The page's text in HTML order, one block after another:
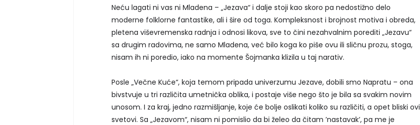
Neću lagati ni vas ni Mladena – „Jezava“ i dalje stoji kao skoro pa nedostižno delo
moderne folklorne fantastike, ali i šire od toga. Kompleksnost i brojnost motiva i obreda,
pletena viševremenska radnja i odnosi likova, sve to čini nezahvalnim porediti „Jezavu“
sa drugim radovima, ne samo Mladena, već bilo koga ko piše ovu ili sličnu prozu, stoga,
nisam ih ni poredio, iako na momente Šojmanka klizila u taj narativ.
Posle „Večne Kuće“, koja temom pripada univerzumu Jezave, dobili smo Napratu – ona
bivstvuje u tri različita umetnička oblika, i postaje više nego što je bila sa svakim novim
unosom. I za kraj, jedno razmišljanje, koje će bolje oslikati koliko su različiti, a opet bliski ovi
svetovi. Sa „Jezavom“, nisam ni pomislio da bi želeo da čitam ’nastavak’, pa me je